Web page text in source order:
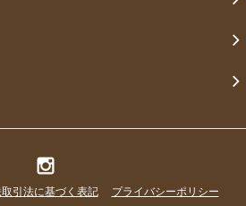
引法に基づく表記 プライバシーポリシー